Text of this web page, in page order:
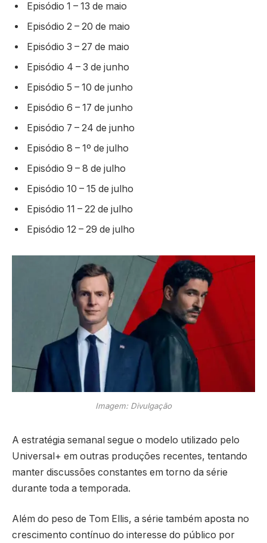
Episódio 1 – 13 de maio
Episódio 2 – 20 de maio
Episódio 3 – 27 de maio
Episódio 4 – 3 de junho
Episódio 5 – 10 de junho
Episódio 6 – 17 de junho
Episódio 7 – 24 de junho
Episódio 8 – 1º de julho
Episódio 9 – 8 de julho
Episódio 10 – 15 de julho
Episódio 11 – 22 de julho
Episódio 12 – 29 de julho
Imagem: Divulgação
A estratégia semanal segue o modelo utilizado pelo
Universal+ em outras produções recentes, tentando
manter discussões constantes em torno da série
durante toda a temporada.
Além do peso de Tom Ellis, a série também aposta no
crescimento contínuo do interesse do público por